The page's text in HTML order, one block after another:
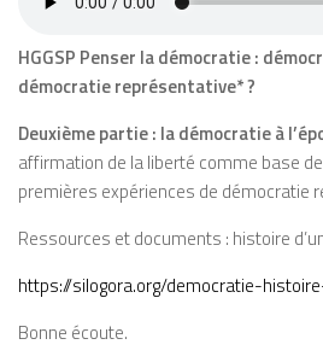
HGGSP Penser la démocratie :
démocratie représentative* ?
Deuxième partie : la démocratie à
affirmation de la liberté comme base
premières expériences de démocratie
Ressources et documents : histoire
https://silogora.org/democratie-
Bonne écoute.